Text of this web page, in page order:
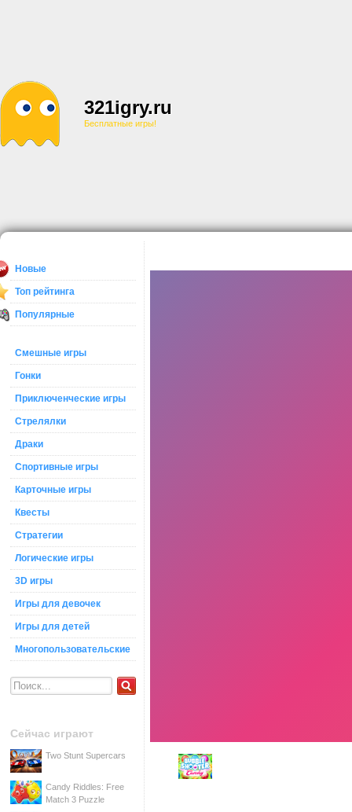
321igry.ru
Бесплатные игры!
Новые
Топ рейтинга
Популярные
Смешные игры
Гонки
Приключенческие игры
Стрелялки
Драки
Спортивные игры
Карточные игры
Квесты
Стратегии
Логические игры
3D игры
Игры для девочек
Игры для детей
Многопользовательские
Сейчас играют
Two Stunt Supercars
Candy Riddles: Free
Match 3 Puzzle